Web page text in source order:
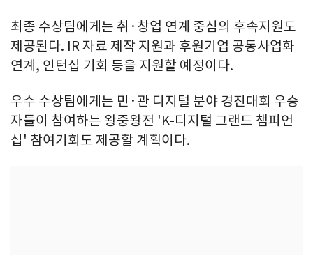
최종 수상팀에게는 취·창업 연계 중심의 후속지원도
제공된다. IR 자료 제작 지원과 후원기업 공동사업화
연계, 인턴십 기회 등을 지원할 예정이다.
우수 수상팀에게는 민·관 디지털 분야 경진대회 우승
자들이 참여하는 왕중왕전 'K-디지털 그랜드 챔피언
십' 참여기회도 제공할 계획이다.